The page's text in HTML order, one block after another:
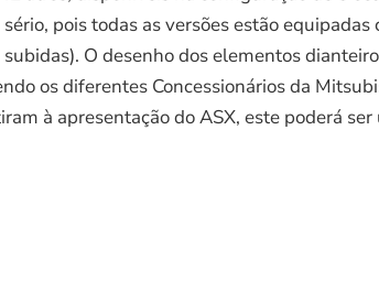
pois todas as versões estão
O desenho dos elementos
os diferentes Concessionários da
à apresentação do ASX, este poderá